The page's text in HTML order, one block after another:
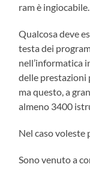
ram è ingiocabile.
Qualcosa deve
testa dei
nell’informatica
delle prestazioni
ma questo, a
almeno 3400
Nel caso voleste
Sono venuto a